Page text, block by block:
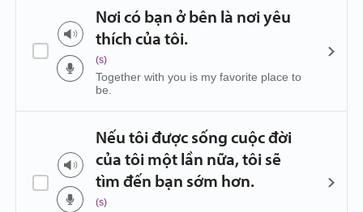
Nơi có bạn ở bên là nơi yêu
thích của tôi.
(s)
Together with you is my favorite place to
be.
Nếu tôi được sống cuộc đời
của tôi một lần nữa, tôi sẽ
tìm đến bạn sớm hơn.
(s)